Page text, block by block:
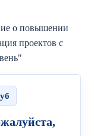
о повышении
проектов с